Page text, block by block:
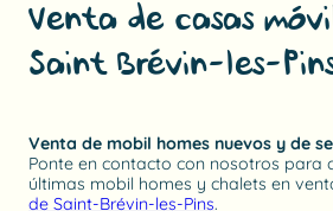
Venta de casas
Saint Brévin-les-
Venta de mobil homes nuevos y de
Ponte en contacto con nosotros para
últimas mobil homes y chalets en
de Saint-Brévin-les-Pins.